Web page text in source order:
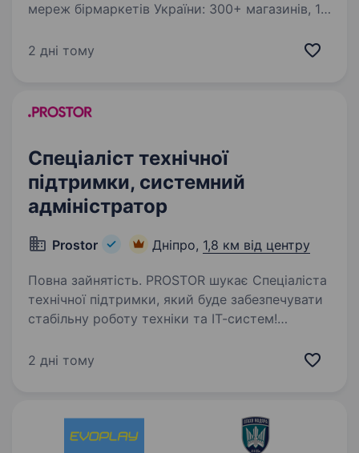
мереж бірмаркетів України: 300+ магазинів, 16
Системного адміністратора технічної
2 дні тому
Спеціаліст технічної
підтримки, системний
адміністратор
Prostor Дніпро, 1,8 км від центру
Повна зайнятість. PROSTOR шукає Спеціаліста
технічної підтримки, який буде забезпечувати
стабільну роботу техніки та ІТ-систем!
складу та офісу з питань роботи ПЗ,
2 дні тому